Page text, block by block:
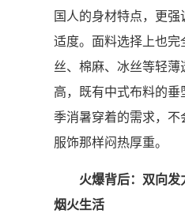
国人的身材特点，更
适度。面料选择上也完
丝、棉麻、冰丝等轻
高，既有中式布料的垂
季消暑穿着的需求，
服饰那样闷热厚重。
火爆背后：双向
烟火生活